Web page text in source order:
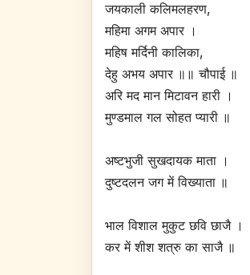
जयकाली कलिमलहरण,
महिमा अगम अपार ।
महिष मर्दिनी कालिका,
देहु अभय अपार ॥॥ चौपाई ॥
अरि मद मान मिटावन हारी ।
मुण्डमाल गल सोहत प्यारी ॥
अष्टभुजी सुखदायक माता ।
दुष्टदलन जग में विख्याता ॥
भाल विशाल मुकुट छवि छाजै ।
कर में शीश शत्रु का साजै ॥